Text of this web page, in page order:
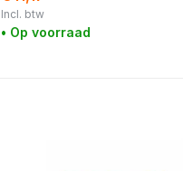
Incl. btw
• Op voorraad